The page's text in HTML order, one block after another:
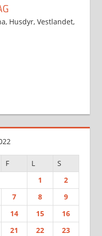
, Husdyr, Vestlandet,
F L
S
1
2
7 8
9
14 15
16
21 22
23